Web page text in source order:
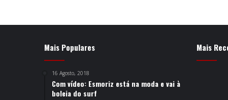
Mais Populares
16 Agosto, 2018
Com vídeo: Esmoriz está na moda e vai à
boleia do surf
Mais